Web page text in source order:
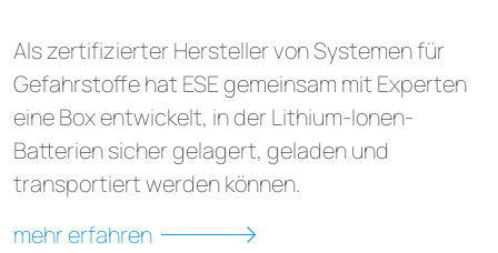
Als zertifizierter Hersteller von Systemen für
Gefahrstoffe hat ESE gemeinsam mit Experten
eine Box entwickelt, in der Lithium-Ionen-
Batterien sicher gelagert, geladen und
transportiert werden können.
mehr erfahren